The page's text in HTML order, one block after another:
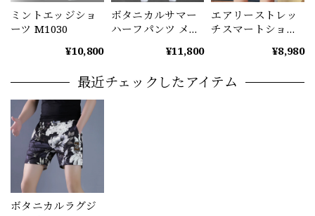
ミントエッジショ
ーツ M1030
¥10,800
ボタニカルサマー
ハーフパンツ メン
ンツ M1047¥11,800
エアリーストレッ
チスマートショー
¥8,980
最近チェックしたアイテム
ボタニカルラグジ